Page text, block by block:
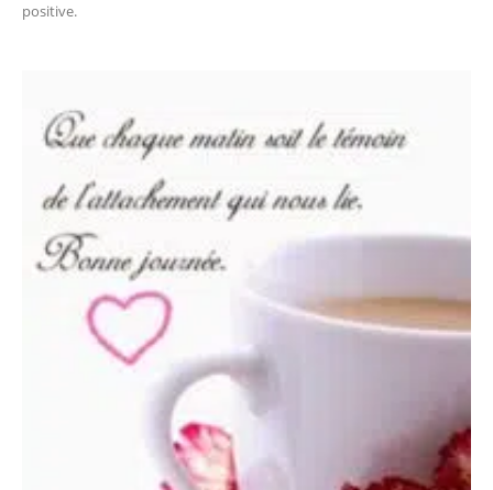
positive.